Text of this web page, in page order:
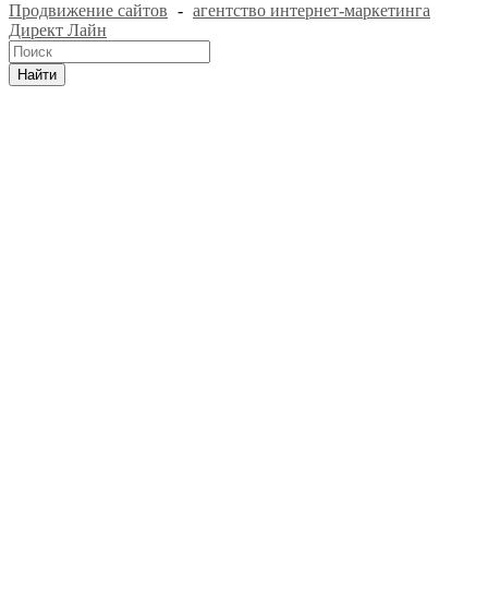
Продвижение сайтов - агентство интернет-маркетинга
Директ Лайн
Найти